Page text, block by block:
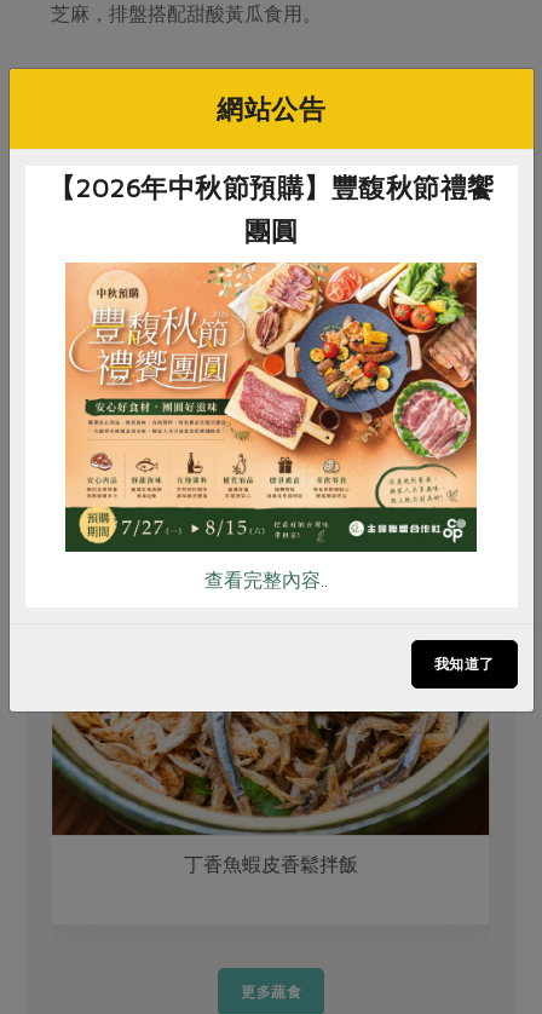
芝麻，排盤搭配甜酸黃瓜食用。
# 海苔 # 馬鈴薯 # 葛鬱金粉
你可能有興趣的食譜
丁香魚蝦皮香鬆拌飯
更多蔬食
惜食 RPET 食譜 減硝酸鹽
雞蛋 食安 共同購買
網站公告
【2026年中秋節預購】豐馥秋節禮饗
團圓
查看完整內容..
我知道了